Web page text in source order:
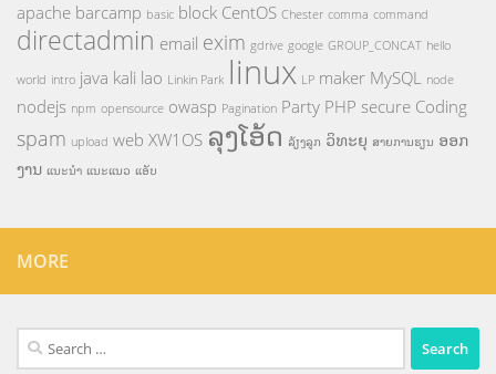
apache barcamp basic block CentOS Chester comma command
directadmin email exim gdrive google GROUP_CONCAT hello
world intro java kali lao Linkin Park linux LP maker MySQL node
nodejs npm opensource owasp Pagination Party PHP secure Coding
spam upload web XW1OS ລຸງໂອ້ດ ລ້ຽງລູກ ວິທະຍຸ ສາຍການຮຽນ ອອກ
ງານ ແນະນຳ ແນະແນວ ແອັບ
MORE
Search
for: